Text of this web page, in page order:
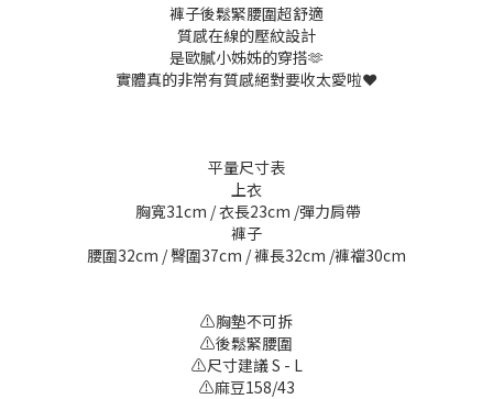
褲子後鬆緊腰圍超舒適
質感在線的壓紋設計
是歐膩小姊姊的穿搭🫶
實體真的非常有質感絕對要收太愛啦❤️
平量尺寸表
上衣
胸寬31cm / 衣長23cm /彈力肩帶
褲子
腰圍32cm / 臀圍37cm / 褲長32cm /褲襠30cm
⚠️胸墊不可拆
⚠️後鬆緊腰圍
⚠️尺寸建議 S - L
⚠️麻豆158/43